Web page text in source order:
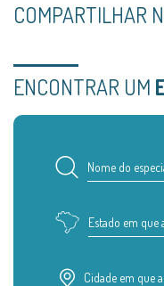
COMPARTILHAR
ENCONTRAR UM
Estado em que
Cidade em que